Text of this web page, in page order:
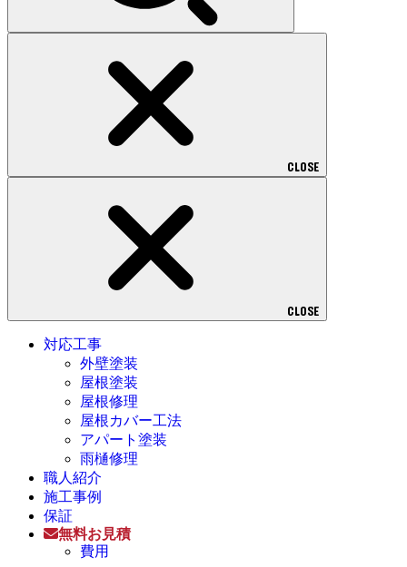
CLOSE
CLOSE
対応工事
外壁塗装
屋根塗装
屋根修理
屋根カバー工法
アパート塗装
雨樋修理
職人紹介
施工事例
保証
無料お見積
費用